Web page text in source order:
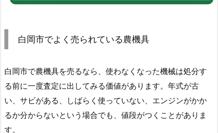
白岡市でよく売られている農機具
白岡市で農機具を売るなら、使わなくなった機械は処分す
る前に一度査定に出してみる価値があります。年式が古
い、サビがある、しばらく使っていない、エンジンがかか
るか分からないという場合でも、値段がつくことがありま
す。